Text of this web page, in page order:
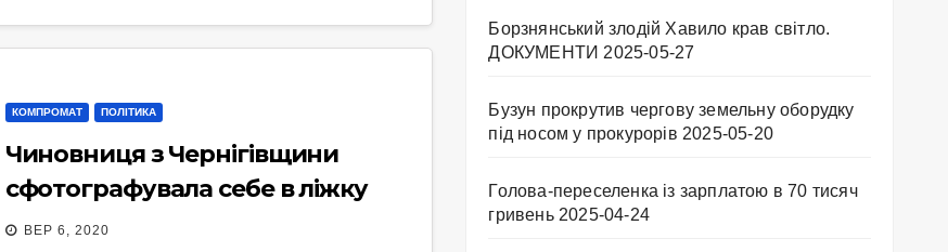
КОМПРОМАТ ПОЛІТИКА
Чиновниця з Чернігівщини
сфотографувала себе в ліжку
ВЕР 6, 2020
Борзнянський злодій Хавило крав світло.
ДОКУМЕНТИ 2025-05-27
Бузун прокрутив чергову земельну оборудку
під носом у прокурорів 2025-05-20
Голова-переселенка із зарплатою в 70 тисяч
гривень 2025-04-24